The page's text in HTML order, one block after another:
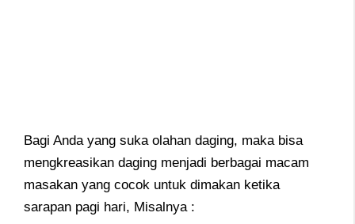
Bagi Anda yang suka olahan daging, maka bisa
mengkreasikan daging menjadi berbagai macam
masakan yang cocok untuk dimakan ketika
sarapan pagi hari, Misalnya :